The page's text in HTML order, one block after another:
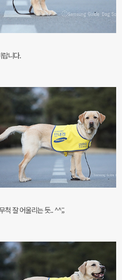
니다.
척 잘 어울리는 듯.. ^^;;